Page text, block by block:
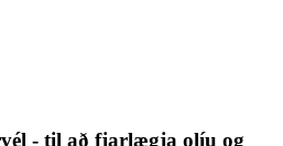
- til að fjarlægja olíu og